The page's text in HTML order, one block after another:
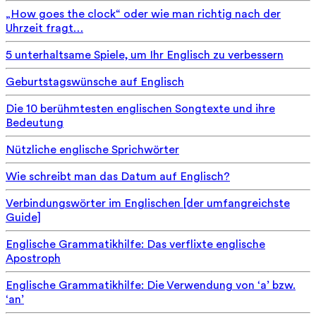
„How goes the clock“ oder wie man richtig nach der
Uhrzeit fragt…
5 unterhaltsame Spiele, um Ihr Englisch zu verbessern
Geburtstagswünsche auf Englisch
Die 10 berühmtesten englischen Songtexte und ihre
Bedeutung
Nützliche englische Sprichwörter
Wie schreibt man das Datum auf Englisch?
Verbindungswörter im Englischen [der umfangreichste
Guide]
Englische Grammatikhilfe: Das verflixte englische
Apostroph
Englische Grammatikhilfe: Die Verwendung von ‘a’ bzw.
‘an’